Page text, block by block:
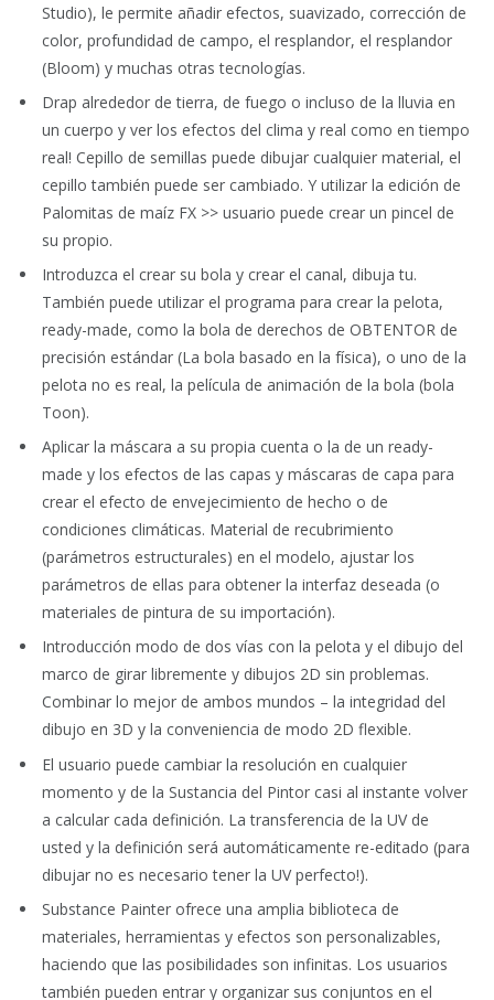
Studio), le permite añadir efectos, suavizado, corrección de
color, profundidad de campo, el resplandor, el resplandor
(Bloom) y muchas otras tecnologías.
Drap alrededor de tierra, de fuego o incluso de la lluvia en
un cuerpo y ver los efectos del clima y real como en tiempo
real! Cepillo de semillas puede dibujar cualquier material, el
cepillo también puede ser cambiado. Y utilizar la edición de
Palomitas de maíz FX >> usuario puede crear un pincel de
su propio.
Introduzca el crear su bola y crear el canal, dibuja tu.
También puede utilizar el programa para crear la pelota,
ready-made, como la bola de derechos de OBTENTOR de
precisión estándar (La bola basado en la física), o uno de la
pelota no es real, la película de animación de la bola (bola
Toon).
Aplicar la máscara a su propia cuenta o la de un ready-
made y los efectos de las capas y máscaras de capa para
crear el efecto de envejecimiento de hecho o de
condiciones climáticas. Material de recubrimiento
(parámetros estructurales) en el modelo, ajustar los
parámetros de ellas para obtener la interfaz deseada (o
materiales de pintura de su importación).
Introducción modo de dos vías con la pelota y el dibujo del
marco de girar libremente y dibujos 2D sin problemas.
Combinar lo mejor de ambos mundos – la integridad del
dibujo en 3D y la conveniencia de modo 2D flexible.
El usuario puede cambiar la resolución en cualquier
momento y de la Sustancia del Pintor casi al instante volver
a calcular cada definición. La transferencia de la UV de
usted y la definición será automáticamente re-editado (para
dibujar no es necesario tener la UV perfecto!).
Substance Painter ofrece una amplia biblioteca de
materiales, herramientas y efectos son personalizables,
haciendo que las posibilidades son infinitas. Los usuarios
también pueden entrar y organizar sus conjuntos en el